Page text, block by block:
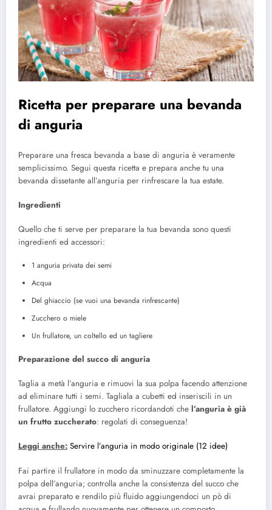
Ricetta per preparare una bevanda
di anguria
Preparare una fresca bevanda a base di anguria è veramente
semplicissimo. Segui questa ricetta e prepara anche tu una
bevanda dissetante all’anguria per rinfrescare la tua estate.
Ingredienti
Quello che ti serve per preparare la tua bevanda sono questi
ingredienti ed accessori:
1 anguria privata dei semi
Acqua
Del ghiaccio (se vuoi una bevanda rinfrescante)
Zucchero o miele
Un frullatore, un coltello ed un tagliere
Preparazione del succo di anguria
Taglia a metà l’anguria e rimuovi la sua polpa facendo attenzione
ad eliminare tutti i semi. Tagliala a cubetti ed inseriscili in un
frullatore. Aggiungi lo zucchero ricordandoti che l’anguria è già
un frutto zuccherato: regolati di conseguenza!
Leggi anche: Servire l’anguria in modo originale (12 idee)
Fai partire il frullatore in modo da sminuzzare completamente la
polpa dell’anguria; controlla anche la consistenza del succo che
avrai preparato e rendilo più fluido aggiungendoci un pò di